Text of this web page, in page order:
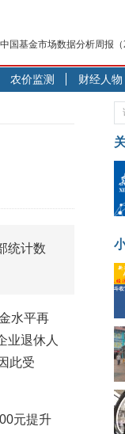
情下的香港零售业如何浴
中国基金市场数据分析周报（
调查】同业存单、结构性存款
场净投放300亿元 短端资金利
市双轮冲击 债市回调十年期
斗收官之星发射成功，全
中国基金市场数据分析周报（
农价监测 财经人物
统计数
水平再
业退休人
此受
元提升